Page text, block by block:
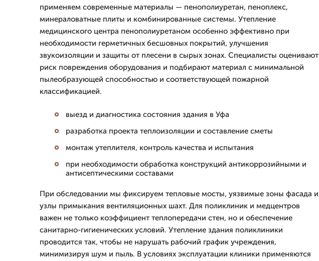
применяем современные материалы — пенополиуретан, пеноплекс,
минераловатные плиты и комбинированные системы. Утепление
медицинского центра пенополиуретаном особенно эффективно при
необходимости герметичных бесшовных покрытий, улучшения
звукоизоляции и защиты от плесени в сырых зонах. Специалисты оценивают
риск повреждения оборудования и подбирают материал с минимальной
пылеобразующей способностью и соответствующей пожарной
классификацией.
выезд и диагностика состояния здания в Уфа
разработка проекта теплоизоляции и составление сметы
монтаж утеплителя, контроль качества и испытания
при необходимости обработка конструкций антикоррозийными и
антисептическими составами
При обследовании мы фиксируем тепловые мосты, уязвимые зоны фасада и
узлы примыкания вентиляционных шахт. Для поликлиник и медцентров
важен не только коэффициент теплопередачи стен, но и обеспечение
санитарно-гигиенических условий. Утепление здания поликлиники
проводится так, чтобы не нарушать рабочий график учреждения,
минимизируя шум и пыль. В условиях эксплуатации клиники применяются